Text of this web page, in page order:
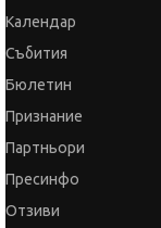
Календар
Събития
Бюлетин
Признание
Партньори
Пресинфо
Отзиви